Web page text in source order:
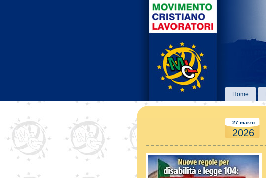
Home
27 marzo
2026